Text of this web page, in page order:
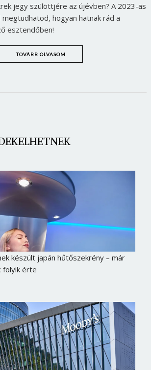
jegy szülöttjére az újévben? A 2023-as
hogyan hatnak rád a
esztendőben!
TOVÁBB OLVASOM
készült japán hűtőszekrény – már
folyik érte
bejelentkezés
felhasználónév